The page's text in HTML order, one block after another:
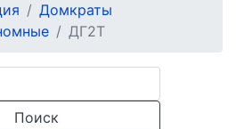
Домкраты
ДГ2Т
Поиск